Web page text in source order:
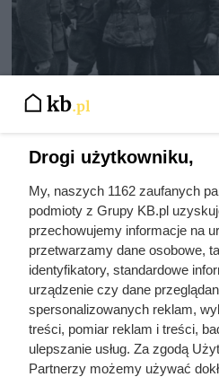
Ostatnie godziny
Auschwitz.
pokazują, co
szubienicą
Drogi użytkowniku,
My, naszych 1162 zaufanych
podmioty z Grupy KB.pl
przechowujemy informacje na
przetwarzamy dane osobowe,
identyfikatory, standardowe
urządzenie czy dane
spersonalizowanych reklam,
treści, pomiar reklam i treści,
ulepszanie usług. Za zgodą
Partnerzy możemy używać